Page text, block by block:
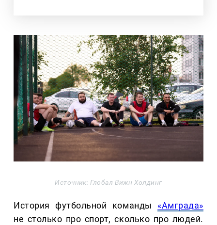
Источник: Глобал Вижн Холдинг
История футбольной команды «Амграда»
не столько про спорт, сколько про людей.